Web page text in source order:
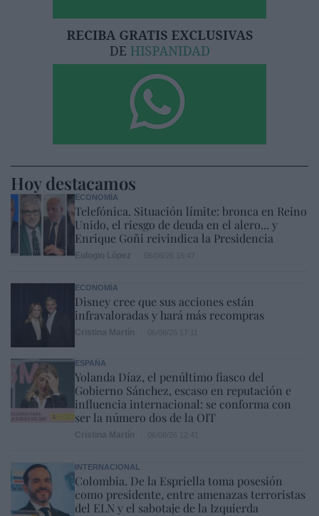
Hoy destacamos
ECONOMÍA
Telefónica. Situación límite: bronca en Reino
Unido, el riesgo de deuda en el alero... y
Enrique Goñi reivindica la Presidencia
ECONOMÍA
Disney cree que sus acciones están
infravaloradas y hará más recompras
ESPAÑA
Yolanda Díaz, el penúltimo fiasco del
Gobierno Sánchez, escaso en reputación e
influencia internacional: se conforma con
ser la número dos de la OIT
INTERNACIONAL
Colombia. De la Espriella toma posesión
como presidente, entre amenazas terroristas
del ELN y el sabotaje de la Izquierda